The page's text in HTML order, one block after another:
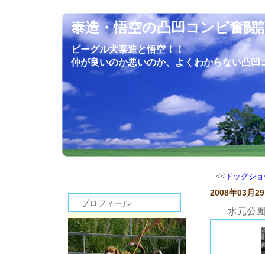
泰造・悟空の凸凹コンビ奮闘
ビーグル犬泰造と悟空！！
仲が良いのか悪いのか、よくわからない凸凹
プロフィール
<< ドッグシ
2008年03月
水元公